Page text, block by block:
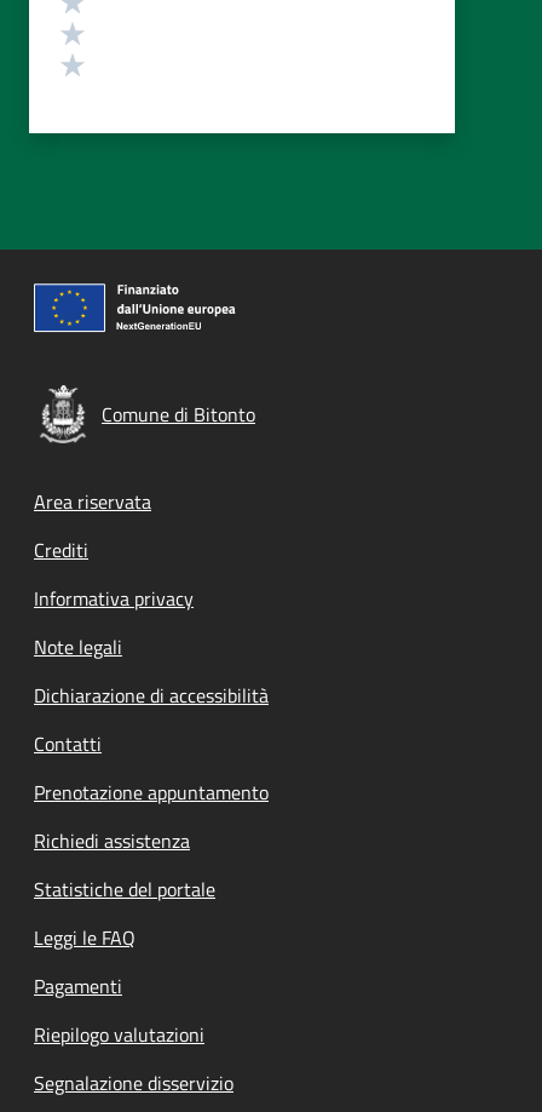
Comune di Bitonto
Footer menu
Area riservata
Crediti
Informativa privacy
Note legali
Dichiarazione di accessibilità
Contatti
Prenotazione appuntamento
Richiedi assistenza
Statistiche del portale
Leggi le FAQ
Pagamenti
Riepilogo valutazioni
Segnalazione disservizio